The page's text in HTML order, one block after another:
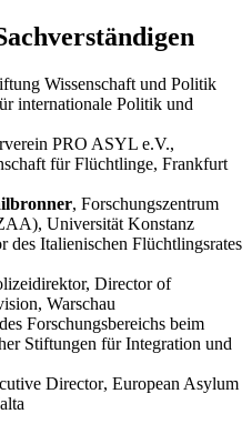
Wissenschaft und Politik
internationale Politik und
PRO ASYL e.V.,
für Flüchtlinge, Frankfurt
, Forschungszentrum
Universität Konstanz
des Italienischen Flüchtlingsrates
Director of
, Warschau
Forschungsbereichs beim
Stiftungen für Integration und
Director, European Asylum